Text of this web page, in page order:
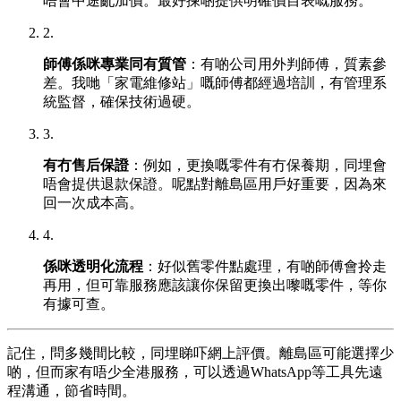
2.
師傅係咪專業同有質管 ：有啲公司用外判師傅，質素參
差。我哋「家電維修站」嘅師傅都經過培訓，有管理系
統監督，確保技術過硬。
3.
有冇售后保證：例如，更換嘅零件有冇保養期，同埋會
唔會提供退款保證。呢點對離島區用戶好重要，因為來
回一次成本高。
4.
係咪透明化流程 ：好似舊零件點處理，有啲師傅會拎走
再用，但可靠服務應該讓你保留更換出嚟嘅零件，等你
有據可查。
記住，問多幾間比較，同埋睇吓網上評價。離島區可能選擇少
啲，但而家有唔少全港服務，可以透過WhatsApp等工具先遠
程溝通，節省時間。